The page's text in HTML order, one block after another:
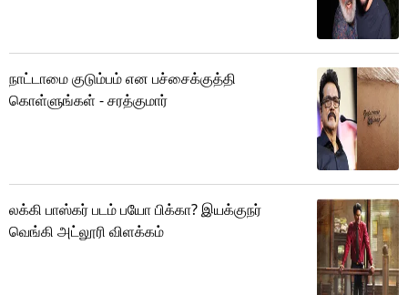
நாட்டாமை குடும்பம் என பச்சைக்குத்தி
கொள்ளுங்கள் - சரத்குமார்
லக்கி பாஸ்கர் படம் பயோ பிக்கா? இயக்குநர்
வெங்கி அட்லூரி விளக்கம்